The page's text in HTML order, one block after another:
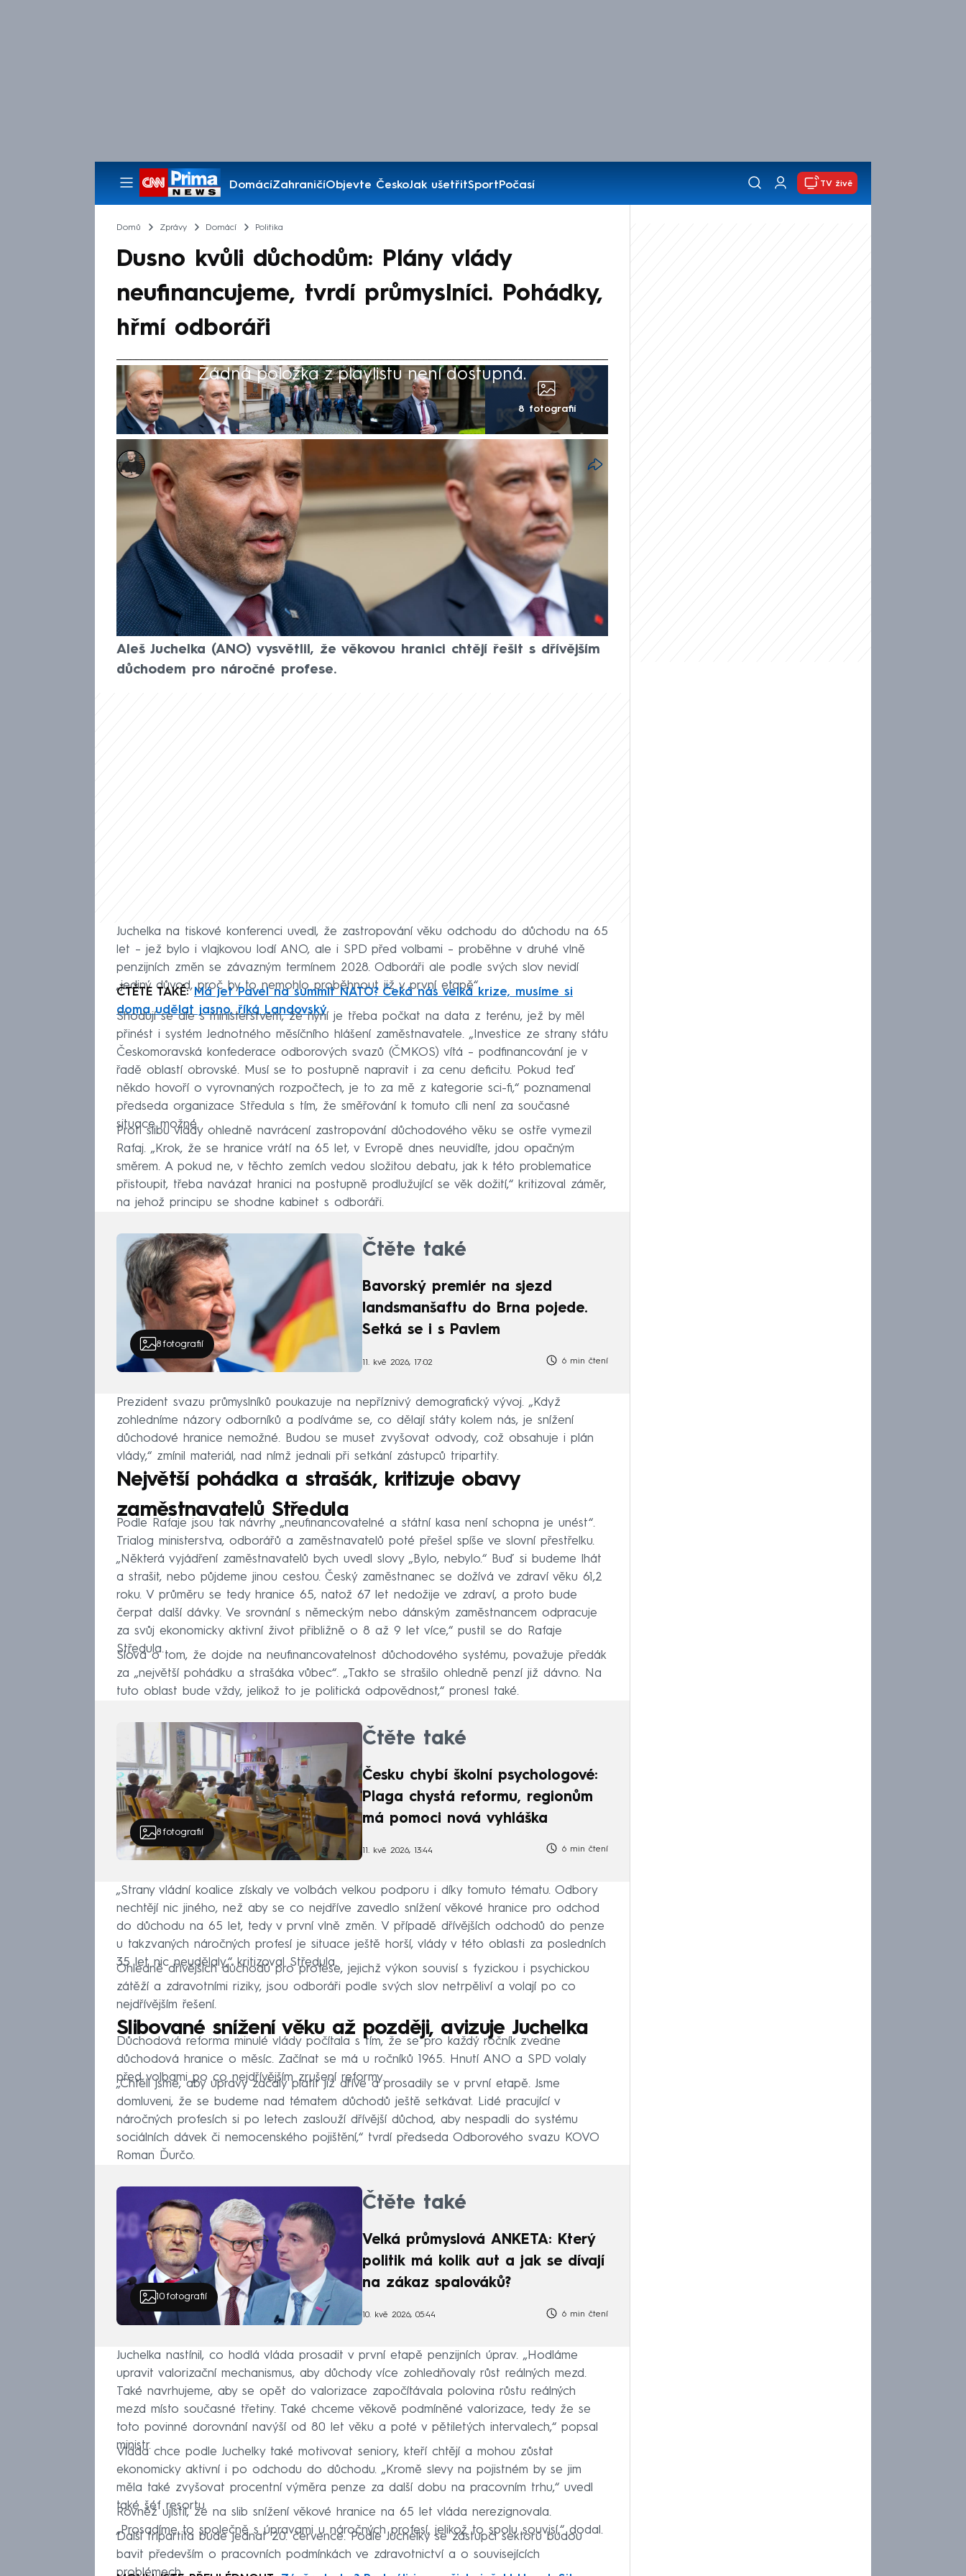
DomácíZahraničíObjevte ČeskoJak ušetřitSportPočasí
Pořady
TV živě
Domů Zprávy Domácí Politika
Dusno kvůli důchodům: Plány vlády
neufinancujeme, tvrdí průmyslníci. Pohádky,
hřmí odboráři
Žádná položka z playlistu není dostupná.
8 fotografií
Marek Pausz
15. kvě 2026, 05:52
Odboroví předáci nadále trvají na tom, že by vrácení věku odchodu do
důchodu na 65 let mělo proběhnout co nejdříve. Uvedli to tento týden
po jednání tripartity. Předseda ČMKOS Josef Středula ohledně investic
míní, že je stát v řadě oblastí podfinancovaný a bez zadlužení to
nepůjde. Šéf Svazu průmyslu a dopravy Jan Rafaj ovšem varoval, že
snížení věkové hranice by přineslo neufinancovatelný systém. „Pohádky,“
pustili se do Rafaje následně odboráři. Ministr práce a sociálních věcí
Aleš Juchelka (ANO) vysvětlil, že věkovou hranici chtějí řešit s dřívějším
důchodem pro náročné profese.
Juchelka na tiskové konferenci uvedl, že zastropování věku odchodu do důchodu na 65
let – jež bylo i vlajkovou lodí ANO, ale i SPD před volbami – proběhne v druhé vlně
penzijních změn se závazným termínem 2028. Odboráři ale podle svých slov nevidí
„jediný důvod, proč by to nemohlo proběhnout již v první etapě“.
ČTĚTE TAKÉ:Má jet Pavel na summit NATO? Čeká nás velká krize, musíme si
doma udělat jasno, říká Landovský
Shodují se ale s ministerstvem, že nyní je třeba počkat na data z terénu, jež by měl
přinést i systém Jednotného měsíčního hlášení zaměstnavatele. „Investice ze strany státu
Českomoravská konfederace odborových svazů (ČMKOS) vítá – podfinancování je v
řadě oblastí obrovské. Musí se to postupně napravit i za cenu deficitu. Pokud teď
někdo hovoří o vyrovnaných rozpočtech, je to za mě z kategorie sci-fi,“ poznamenal
předseda organizace Středula s tím, že směřování k tomuto cíli není za současné
situace možné.
Proti slibu vlády ohledně navrácení zastropování důchodového věku se ostře vymezil
Rafaj. „Krok, že se hranice vrátí na 65 let, v Evropě dnes neuvidíte, jdou opačným
směrem. A pokud ne, v těchto zemích vedou složitou debatu, jak k této problematice
přistoupit, třeba navázat hranici na postupně prodlužující se věk dožití,“ kritizoval záměr,
na jehož principu se shodne kabinet s odboráři.
8fotografií
Čtěte také
Bavorský premiér na sjezd
landsmanšaftu do Brna pojede.
Setká se i s Pavlem
11. kvě 2026, 17:02 6 min čtení
Prezident svazu průmyslníků poukazuje na nepříznivý demografický vývoj. „Když
zohledníme názory odborníků a podíváme se, co dělají státy kolem nás, je snížení
důchodové hranice nemožné. Budou se muset zvyšovat odvody, což obsahuje i plán
vlády,“ zmínil materiál, nad nímž jednali při setkání zástupců tripartity.
Největší pohádka a strašák, kritizuje obavy
zaměstnavatelů Středula
Podle Rafaje jsou tak návrhy „neufinancovatelné a státní kasa není schopna je unést“.
Trialog ministerstva, odborářů a zaměstnavatelů poté přešel spíše ve slovní přestřelku.
„Některá vyjádření zaměstnavatelů bych uvedl slovy „Bylo, nebylo.“ Buď si budeme lhát
a strašit, nebo půjdeme jinou cestou. Český zaměstnanec se dožívá ve zdraví věku 61,2
roku. V průměru se tedy hranice 65, natož 67 let nedožije ve zdraví, a proto bude
čerpat další dávky. Ve srovnání s německým nebo dánským zaměstnancem odpracuje
za svůj ekonomicky aktivní život přibližně o 8 až 9 let více,“ pustil se do Rafaje
Středula.
Slova o tom, že dojde na neufinancovatelnost důchodového systému, považuje předák
za „největší pohádku a strašáka vůbec“. „Takto se strašilo ohledně penzí již dávno. Na
tuto oblast bude vždy, jelikož to je politická odpovědnost,“ pronesl také.
8fotografií
Čtěte také
Česku chybí školní psychologové:
Plaga chystá reformu, regionům
má pomoci nová vyhláška
11. kvě 2026, 13:44 6 min čtení
„Strany vládní koalice získaly ve volbách velkou podporu i díky tomuto tématu. Odbory
nechtějí nic jiného, než aby se co nejdříve zavedlo snížení věkové hranice pro odchod
do důchodu na 65 let, tedy v první vlně změn. V případě dřívějších odchodů do penze
u takzvaných náročných profesí je situace ještě horší, vlády v této oblasti za posledních
35 let nic neudělaly,“ kritizoval Středula.
Ohledně dřívějších důchodů pro profese, jejichž výkon souvisí s fyzickou i psychickou
zátěží a zdravotními riziky, jsou odboráři podle svých slov netrpěliví a volají po co
nejdřívějším řešení.
Slibované snížení věku až později, avizuje Juchelka
Důchodová reforma minulé vlády počítala s tím, že se pro každý ročník zvedne
důchodová hranice o měsíc. Začínat se má u ročníků 1965. Hnutí ANO a SPD volaly
před volbami po co nejdřívějším zrušení reformy.
„Chtěli jsme, aby úpravy začaly platit již dříve a prosadily se v první etapě. Jsme
domluveni, že se budeme nad tématem důchodů ještě setkávat. Lidé pracující v
náročných profesích si po letech zaslouží dřívější důchod, aby nespadli do systému
sociálních dávek či nemocenského pojištění,“ tvrdí předseda Odborového svazu KOVO
Roman Ďurčo.
10fotografií
Čtěte také
Velká průmyslová ANKETA: Který
politik má kolik aut a jak se dívají
na zákaz spalováků?
10. kvě 2026, 05:44 6 min čtení
Juchelka nastínil, co hodlá vláda prosadit v první etapě penzijních úprav. „Hodláme
upravit valorizační mechanismus, aby důchody více zohledňovaly růst reálných mezd.
Také navrhujeme, aby se opět do valorizace započítávala polovina růstu reálných
mezd místo současné třetiny. Také chceme věkově podmíněné valorizace, tedy že se
toto povinné dorovnání navýší od 80 let věku a poté v pětiletých intervalech,“ popsal
ministr.
Vláda chce podle Juchelky také motivovat seniory, kteří chtějí a mohou zůstat
ekonomicky aktivní i po odchodu do důchodu. „Kromě slevy na pojistném by se jim
měla také zvyšovat procentní výměra penze za další dobu na pracovním trhu,“ uvedl
také šéf resortu.
Rovněž ujistil, že na slib snížení věkové hranice na 65 let vláda nerezignovala.
„Prosadíme to společně s úpravami u náročných profesí, jelikož to spolu souvisí,“ dodal.
Další tripartita bude jednat 20. července. Podle Juchelky se zástupci sektorů budou
bavit především o pracovních podmínkách ve zdravotnictví a o souvisejících
problémech.